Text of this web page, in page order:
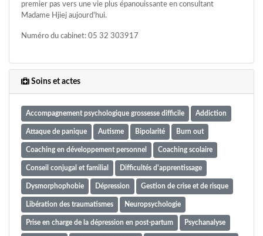
premier pas vers une vie plus épanouissante en consultant
Madame Hjiej aujourd'hui.
Numéro du cabinet: 05 32 303917
Soins et actes
Accompagnement psychologique grossesse difficile Addiction
Attaque de panique Autisme Bipolarité Burn out
Coaching en développement personnel Coaching scolaire
Conseil conjugal et familial Difficultés d'apprentissage
Dysmorphophobie Dépression Gestion de crise et de risque
Libération des traumatismes Neuropsychologie
Prise en charge de la dépression en post-partum Psychanalyse